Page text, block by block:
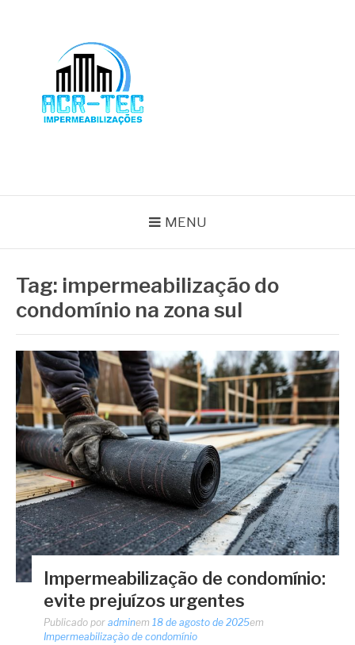
MENU
Tag: impermeabilização do
condomínio na zona sul
Impermeabilização de condomínio:
evite prejuízos urgentes
Publicado por adminem 18 de agosto de 2025em
Impermeabilização de condomínio